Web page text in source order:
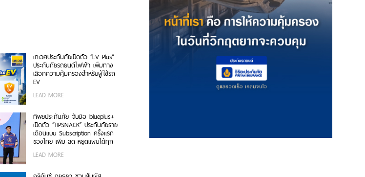
เทเวศประกันภัยเปิดตัว “EV Plus”
ประกันภัยรถยนต์ไฟฟ้า เพิ่มทาง
เลือกความคุ้มครองสำหรับผู้ใช้รถ
EV
LEAD MORE
ทิพยประกันภัย จับมือ blueplus+
เปิดตัว “TIPSNACK” ประกันภัยราย
เดือนแบบ Subscription ครั้งแรก
ของไทย เพิ่ม-ลด-หยุดแผนได้ทุก
LEAD MORE